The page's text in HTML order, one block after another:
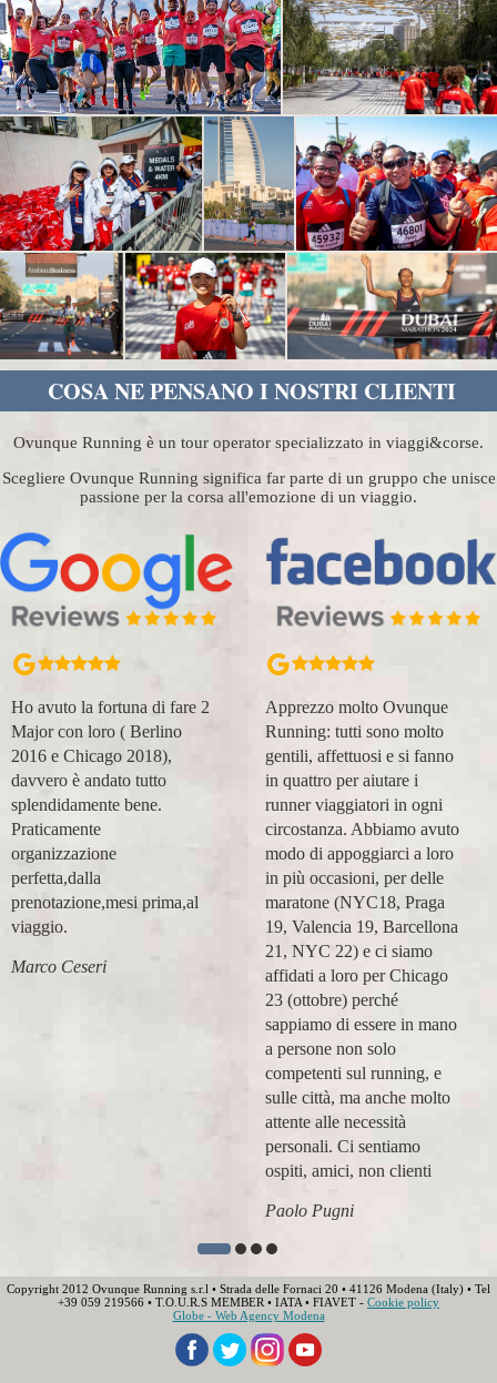
COSA NE PENSANO I NOSTRI CLIENTI
Ovunque Running è un tour operator specializzato in viaggi&corse.
Scegliere Ovunque Running significa far parte di un gruppo che unisce
passione per la corsa all'emozione di un viaggio.
Ho avuto la fortuna di fare 2
Major con loro ( Berlino
2016 e Chicago 2018),
davvero è andato tutto
splendidamente bene.
Praticamente
organizzazione
perfetta,dalla
prenotazione,mesi prima,al
viaggio.
Marco Ceseri
Apprezzo molto Ovunque
Running: tutti sono molto
gentili, affettuosi e si fanno
in quattro per aiutare i
runner viaggiatori in ogni
circostanza. Abbiamo avuto
modo di appoggiarci a loro
in più occasioni, per delle
maratone (NYC18, Praga
19, Valencia 19, Barcellona
21, NYC 22) e ci siamo
affidati a loro per Chicago
23 (ottobre) perché
sappiamo di essere in mano
a persone non solo
competenti sul running, e
sulle città, ma anche molto
attente alle necessità
personali. Ci sentiamo
ospiti, amici, non clienti
Paolo Pugni
Copyright 2012 Ovunque Running s.r.l • Strada delle Fornaci 20 • 41126 Modena (Italy) • Tel
+39 059 219566 • T.O.U.R.S MEMBER • IATA • FIAVET - Cookie policy
Globe - Web Agency Modena